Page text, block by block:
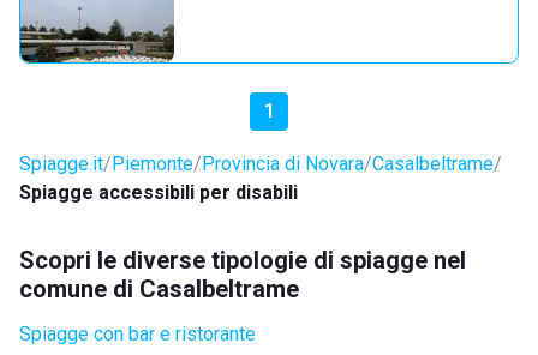
1
Spiagge.it Piemonte Provincia di Novara Casalbeltrame
Spiagge accessibili per disabili
Scopri le diverse tipologie di spiagge nel
comune di Casalbeltrame
Spiagge con bar e ristorante